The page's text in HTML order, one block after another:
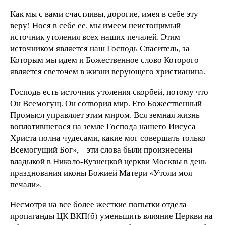
Как мы с вами счастливы, дорогие, имея в себе эту
веру! Нося в себе ее, мы имеем неистощимый
источник утоления всех наших печалей. Этим
источником является наш Господь Спаситель, за
Которым мы идем и Божественное слово Которого
является светочем в жизни верующего христианина.
Господь есть источник утоления скорбей, потому что
Он Всемогущ. Он сотворил мир. Его Божественный
Промысл управляет этим миром. Вся земная жизнь
воплотившегося на земле Господа нашего Иисуса
Христа полна чудесами, какие мог совершать только
Всемогущий Бог», – эти слова были произнесены
владыкой в Николо-Кузнецкой церкви Москвы в день
празднования иконы Божией Матери «Утоли моя
печали».
Несмотря на все более жесткие попытки отдела
пропаганды ЦК ВКП(б) уменьшить влияние Церкви на